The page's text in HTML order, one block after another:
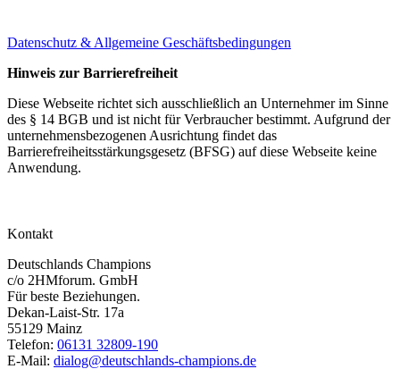
Datenschutz & Allgemeine Geschäftsbedingungen
Hinweis zur Barrierefreiheit
Diese Webseite richtet sich ausschließlich an Unternehmer im Sinne
des § 14 BGB und ist nicht für Verbraucher bestimmt. Aufgrund der
unternehmensbezogenen Ausrichtung findet das
Barrierefreiheitsstärkungsgesetz (BFSG) auf diese Webseite keine
Anwendung.
Kontakt
Deutschlands Champions
c/o 2HMforum. GmbH
Für beste Beziehungen.
Dekan-Laist-Str. 17a
55129 Mainz
Telefon: 06131 32809-190
E-Mail: dialog@deutschlands-champions.de